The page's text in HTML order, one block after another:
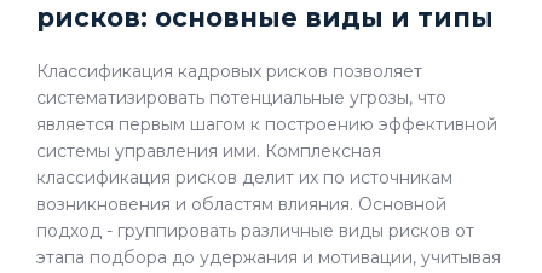
рисков: основные виды и типы
Классификация кадровых рисков позволяет
систематизировать потенциальные угрозы, что
является первым шагом к построению эффективной
системы управления ими. Комплексная
классификация рисков делит их по источникам
возникновения и областям влияния. Основной
подход - группировать различные виды рисков от
этапа подбора до удержания и мотивации, учитывая